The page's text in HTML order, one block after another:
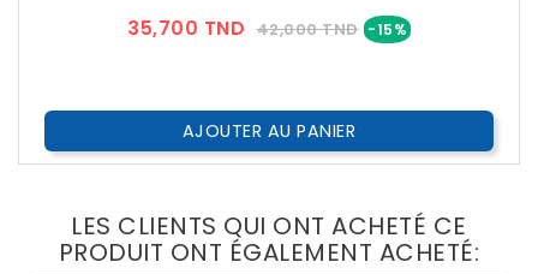
35,700 TND Prix
42,000 TND -15%Prix
AJOUTER AU PANIER
LES CLIENTS QUI ONT ACHETÉ CE
PRODUIT ONT ÉGALEMENT ACHETÉ: